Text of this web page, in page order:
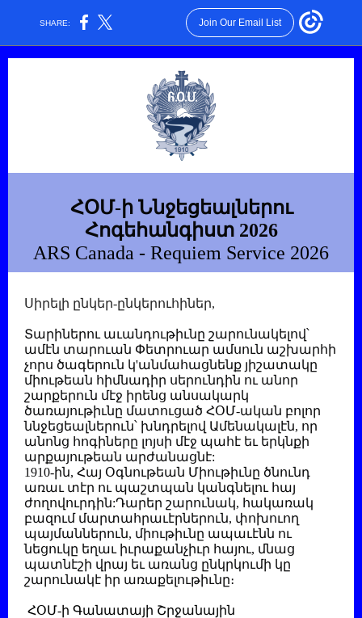
SHARE: Join Our Email List
ՀՕՄ-ի Ննջեցեալներու
Հոգեհանգիստ 2026
ARS Canada - Requiem Service 2026
Սիրելի ընկեր-ընկերուհիներ,
Տարիներու աւանդութիւնը շարունակելով՝
ամէն տարուան Փետրուար ամսուն աշխարհի
չորս ծագերուն կ'անմահացնենք յիշատակը
միութեան հիմնադիր սերունդին ու անոր
շարքերուն մէջ իրենց անսակարկ
ծառայութիւնը մատուցած ՀՕՄ-ական բոլոր
ննջեցեալներուն՝ խնդրելով Ամենակալէն, որ
անոնց հոգիները լոյսի մէջ պահէ եւ երկնքի
արքայութեան արժանացնէ:
1910-ին, Հայ Օգնութեան Միութիւնը ծնունդ
առաւ տէր ու պաշտպան կանգնելու հայ
ժողովուրդին:Դարեր շարունակ, հակառակ
բազում մարտահրաւէրներուն, փոխուող
պայմաններուն, միութիւնը ապաւէնն ու
նեցուկը եղաւ իւրաքանչիւր հայու, մնաց
պատնէշի վրայ եւ առանց ընկրկումի կը
շարունակէ իր առաքելութիւնը։
ՀՕՄ-ի Գանատայի Շրջանային